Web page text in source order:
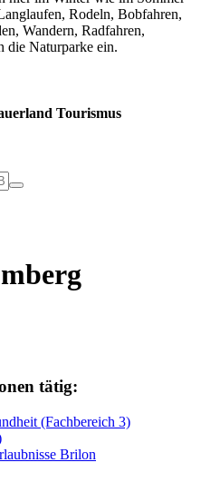
Rodeln, Bobfahren,
Wandern, Radfahren,
die Naturparke ein.
Tourismus
tätig:
(Fachbereich 3)
Brilon